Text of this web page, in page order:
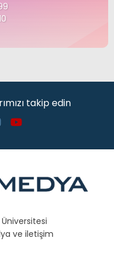
takip edin
Üniversitesi
ve iletişim